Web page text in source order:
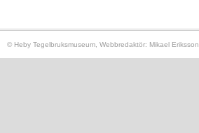
© Heby Tegelbruksmuseum, Webbredaktör: Mikael Eriksson